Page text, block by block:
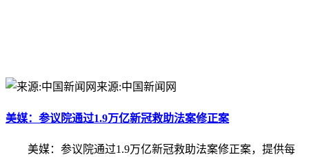
来源:中国新闻网
美媒：参议院通过1.9万亿新冠救助法案修正案
美媒：参议院通过1.9万亿新冠救助法案修正案，提供每